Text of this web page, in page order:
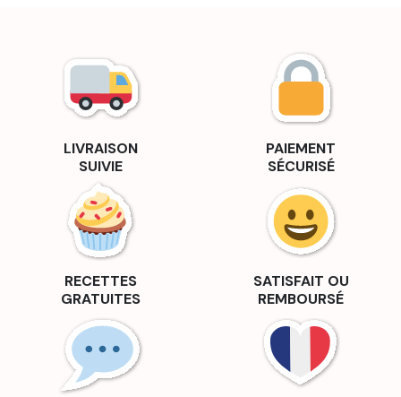
LIVRAISON
SUIVIE
PAIEMENT
SÉCURISÉ
RECETTES
GRATUITES
SATISFAIT OU
REMBOURSÉ